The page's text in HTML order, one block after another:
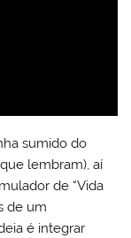
sumido do
lembram), aí
de “Vida
de um
é integrar